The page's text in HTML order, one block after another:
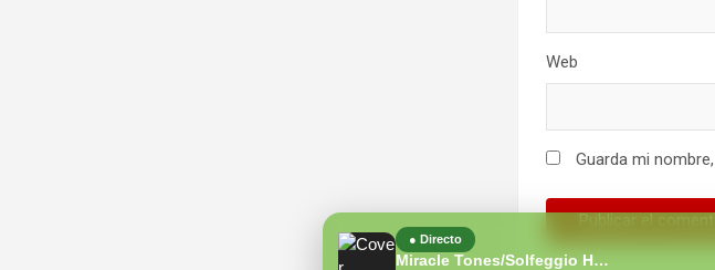
Web
Guarda mi
● Directo
Miracle Tones/Solfeggio Healing Frequencies MT